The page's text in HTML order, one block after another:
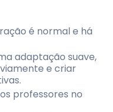
é normal e há
adaptação suave,
e criar
professores no